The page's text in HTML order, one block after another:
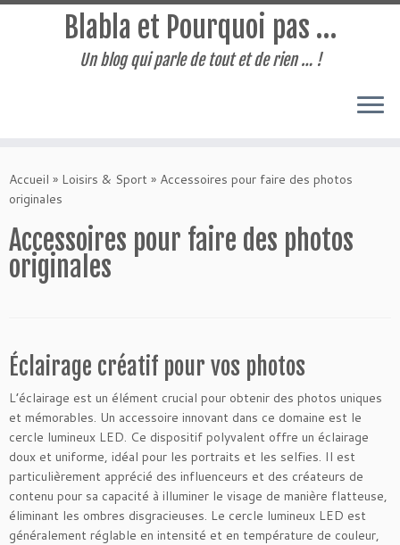
au
contenu
Blabla et Pourquoi pas …
Un blog qui parle de tout et de rien … !
Accueil » Loisirs & Sport » Accessoires pour faire des photos
originales
Accessoires pour faire des photos
originales
Éclairage créatif pour vos photos
L’éclairage est un élément crucial pour obtenir des photos uniques
et mémorables. Un accessoire innovant dans ce domaine est le
cercle lumineux LED. Ce dispositif polyvalent offre un éclairage
doux et uniforme, idéal pour les portraits et les selfies. Il est
particulièrement apprécié des influenceurs et des créateurs de
contenu pour sa capacité à illuminer le visage de manière flatteuse,
éliminant les ombres disgracieuses. Le cercle lumineux LED est
généralement réglable en intensité et en température de couleur,